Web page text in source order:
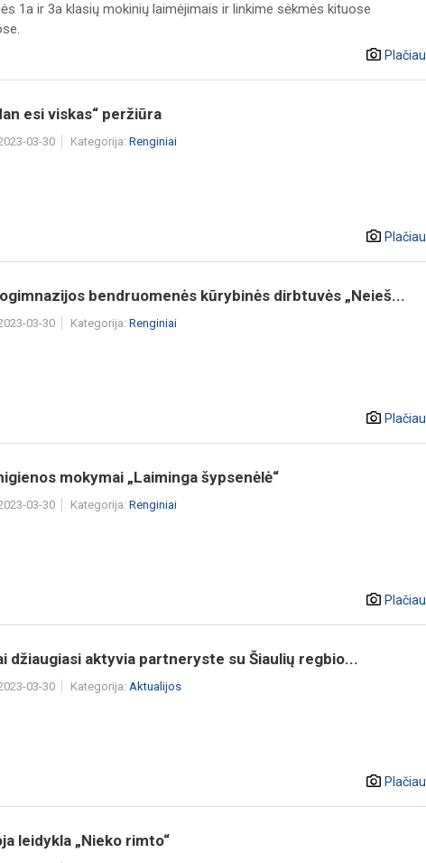
1a ir 3a klasių mokinių laimėjimais ir linkime sėkmės kituose
Plačiau
esi viskas“ peržiūra
03-30 Kategorija: Renginiai
Plačiau
bendruomenės kūrybinės dirbtuvės „Neieš...
03-30 Kategorija: Renginiai
Plačiau
mokymai „Laiminga šypsenėlė“
03-30 Kategorija: Renginiai
Plačiau
džiaugiasi aktyvia partneryste su Šiaulių regbio...
03-30 Kategorija: Aktualijos
Plačiau
leidykla „Nieko rimto“